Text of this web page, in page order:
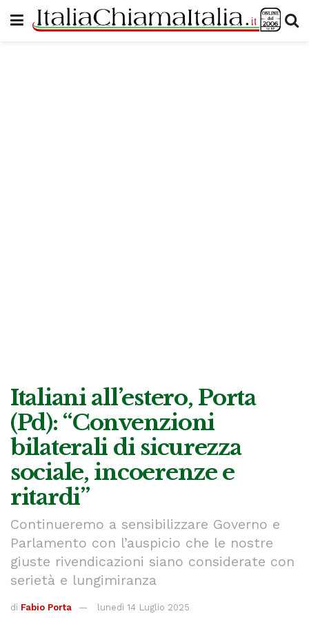
Italiani all’estero, Porta
(Pd): “Convenzioni
bilaterali di sicurezza
sociale, incoerenze e
ritardi”
Continueremo a sensibilizzare Governo e
Parlamento con l’auspicio che le nostre
giuste rivendicazioni siano considerate con
serietà e lungimiranza
di Fabio Porta
lunedì 14 Luglio 2025